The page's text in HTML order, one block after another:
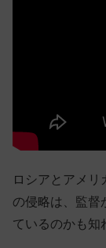
ロシアとアメリ
の侵略は、監督
ているのかも知